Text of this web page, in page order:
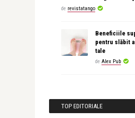
de revistatango
Beneficiile
pentru slăbit
tale
de Alex Pub
TOP EDITORIALE